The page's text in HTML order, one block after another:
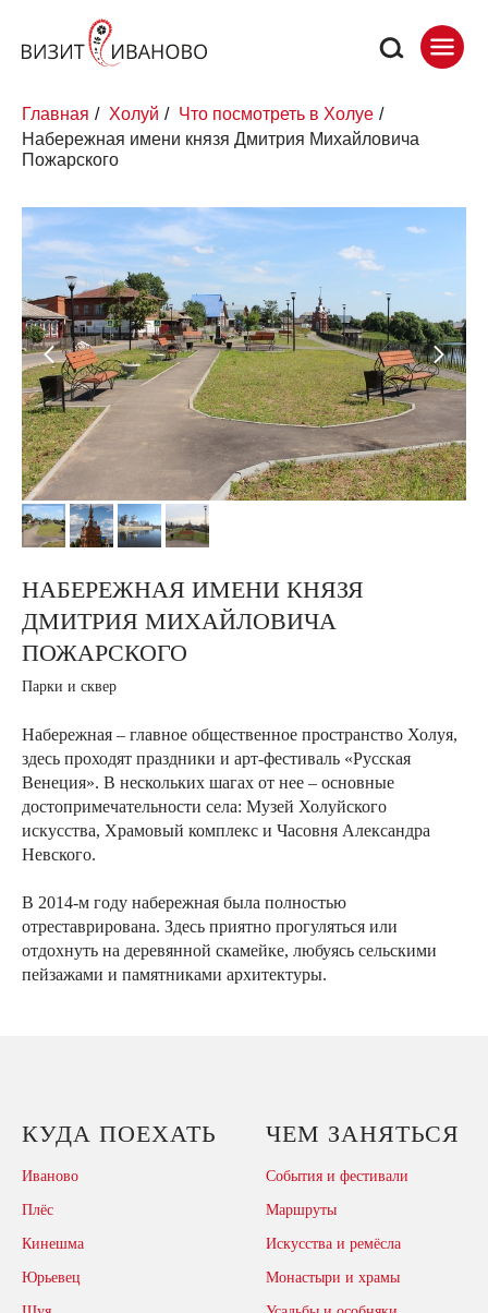
Главная / Холуй / Что посмотреть в Холуе /
Набережная имени князя Дмитрия Михайловича
Пожарского
НАБЕРЕЖНАЯ ИМЕНИ КНЯЗЯ
ДМИТРИЯ МИХАЙЛОВИЧА
ПОЖАРСКОГО
Парки и сквер
Набережная – главное общественное пространство Холуя,
здесь проходят праздники и арт-фестиваль «Русская
Венеция». В нескольких шагах от нее – основные
достопримечательности села: Музей Холуйского
искусства, Храмовый комплекс и Часовня Александра
Невского.
В 2014-м году набережная была полностью
отреставрирована. Здесь приятно прогуляться или
отдохнуть на деревянной скамейке, любуясь сельскими
пейзажами и памятниками архитектуры.
КУДА ПОЕХАТЬ
Иваново
Плёс
Кинешма
Юрьевец
ЧЕМ ЗАНЯТЬСЯ
События и фестивали
Маршруты
Искусства и ремёсла
Монастыри и храмы